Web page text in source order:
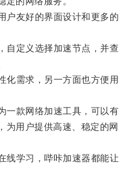
友好的界面设计和更多的
定义选择加速节点，并查
需求，另一方面也方便用
款网络加速工具，可以有
为用户提供高速、稳定的网
学习，哔咔加速器都能让